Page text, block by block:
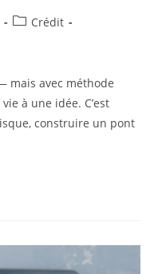
PostCrédit
mais avec méthode
à une idée. C’est
construire un pont